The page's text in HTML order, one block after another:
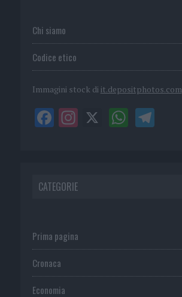
Chi siamo
Codice etico
Immagini stock di it.depositphotos.com
CATEGORIE
Prima pagina
Cronaca
Economia